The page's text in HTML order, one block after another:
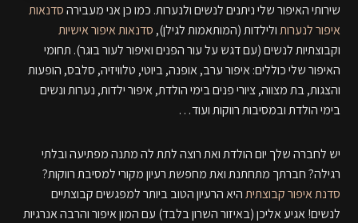
טיפים
סדנאות איפור לנערות וילדות
שירותי איפור
שירותי האיפור שלי ניתנים לנשים ולנערות. כמו כן אני מעבירהסדנאות
איפור לנערותולילדות (המותאמות לגילן), סדנאות איפור אישיות
וקבוצתיות לנשים (עם דגש על עור הפנים ואיפור לעור בוגר). תחומי
האיפור שלי כוללים: איפור ערב, אופנה, ביוטי, טלוויזיה, סלבס, הופעות
והצגות, בת מצווה, ציורי פנים בימי הולדת, איפור ילדות, נערות ונשים
בימי הולדת ובמסיבות רווקות ועוד…
יש לחברה שלך יום הולדת ואת רוצה לתת לה מתנה מפתיעה ובלתי
רגילה? חברתך מתחתנת ואת מחפשת רעיון מקורי למסיבת רווקות?
סדנת איפור קבוצתיתהיא הרעיון הטוב ביותר למפגשים קבוצתיים
לנשים! אגיע אליכן (באיזור השרון בלבד) עם המון איפור והרבה אנרגיות